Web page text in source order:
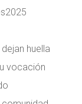
huella
vocación